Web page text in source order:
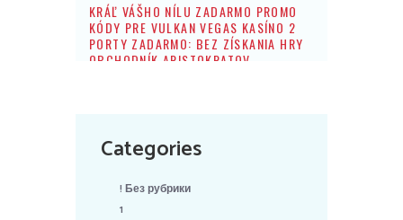
KRÁĽ VÁŠHO NÍLU ZADARMO PROMO
KÓDY PRE VULKAN VEGAS KASÍNO 2
PORTY ZADARMO: BEZ ZÍSKANIA HRY
OBCHODNÍK ARISTOKRATOV
Categories
! Без рубрики
1